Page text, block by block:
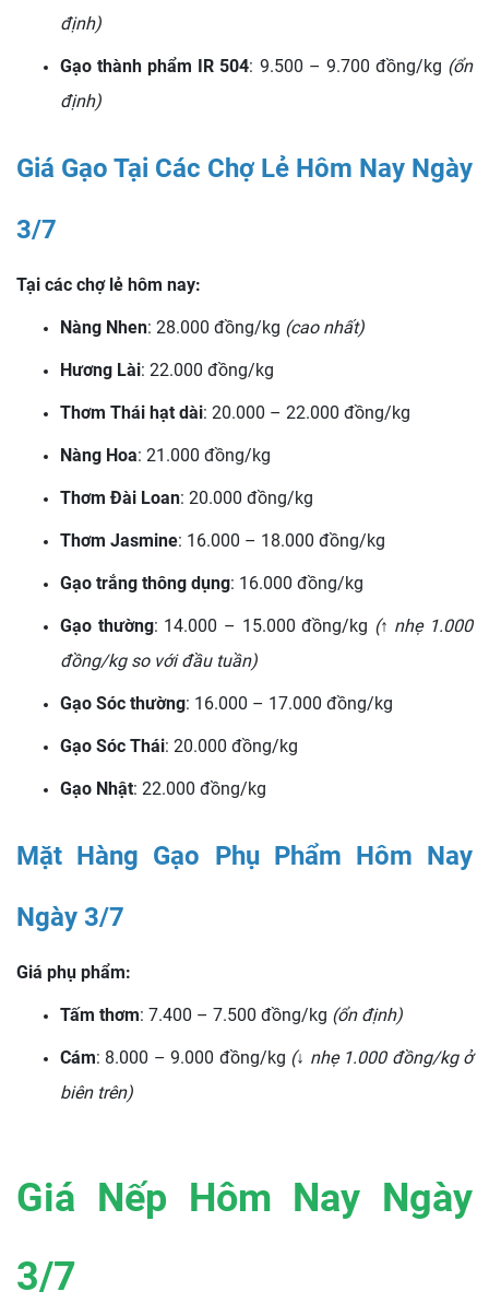
định)
Gạo thành phẩm IR 504: 9.500 – 9.700 đồng/kg (ổn
định)
Giá Gạo Tại Các Chợ Lẻ Hôm Nay Ngày
3/7
Tại các chợ lẻ hôm nay:
Nàng Nhen: 28.000 đồng/kg (cao nhất)
Hương Lài: 22.000 đồng/kg
Thơm Thái hạt dài: 20.000 – 22.000 đồng/kg
Nàng Hoa: 21.000 đồng/kg
Thơm Đài Loan: 20.000 đồng/kg
Thơm Jasmine: 16.000 – 18.000 đồng/kg
Gạo trắng thông dụng: 16.000 đồng/kg
Gạo thường: 14.000 – 15.000 đồng/kg (↑ nhẹ 1.000
đồng/kg so với đầu tuần)
Gạo Sóc thường: 16.000 – 17.000 đồng/kg
Gạo Sóc Thái: 20.000 đồng/kg
Gạo Nhật: 22.000 đồng/kg
Mặt Hàng Gạo Phụ Phẩm Hôm Nay
Ngày 3/7
Giá phụ phẩm:
Tấm thơm: 7.400 – 7.500 đồng/kg (ổn định)
Cám: 8.000 – 9.000 đồng/kg (↓ nhẹ 1.000 đồng/kg ở
biên trên)
Giá Nếp Hôm Nay Ngày
3/7